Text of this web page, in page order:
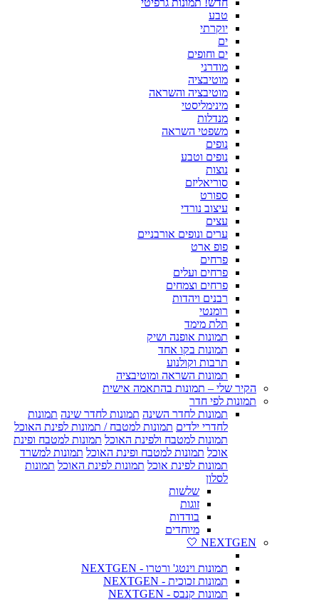
טבע
יוקרתי
ים
ים וחופים
מודרני
מוטיבציה
מוטיבציה והשראה
מינימליסטי
מנדלות
משפטי השראה
נופים
נופים וטבע
נוצות
סוריאליזם
ספורט
עיצוב נורדי
עצים
ערים ונופים אורבניים
פופ ארט
פרחים
פרחים ועלים
פרחים וצמחים
רבנים ויהדות
רומנטי
תלת מימד
תמונות אופנה ושיק
תמונות בקו אחד
תרבות וקולנוע
תמונות השראה ומוטיבציה
הקיר שלי – תמונות בהתאמה אישית
תמונות לפי חדר
תמונות לחדר השינה תמונות לחדר שינה תמונות
לחדרי ילדים תמונות למטבח / תמונות לפינת האוכל
תמונות למטבח ולפינת האוכל תמונות למטבח ופינת
אוכל תמונות למטבח ופינת האוכל תמונות למשרד
תמונות לפינת אוכל תמונות לפינת האוכל תמונות
לסלון
שלשות
זוגות
בודדות
מיוחדים
NEXTGEN 🤍
תמונות וינטג' ורטרו - NEXTGEN
תמונות זכוכית - NEXTGEN
תמונות קנבס - NEXTGEN